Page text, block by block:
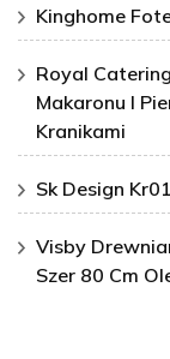
Kinghome
Royal
Makaronu I
Kranikami
Sk Design
Visby
Szer 80 Cm